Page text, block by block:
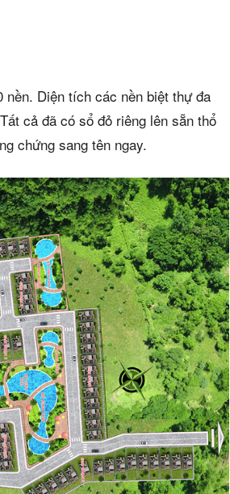
Diện tích các nền biệt thự đa
cả đã có sổ đỏ riêng lên sẵn thổ
chứng sang tên ngay.